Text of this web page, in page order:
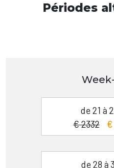
Périodes
de 21 à
€ 2332
€
de 28 à